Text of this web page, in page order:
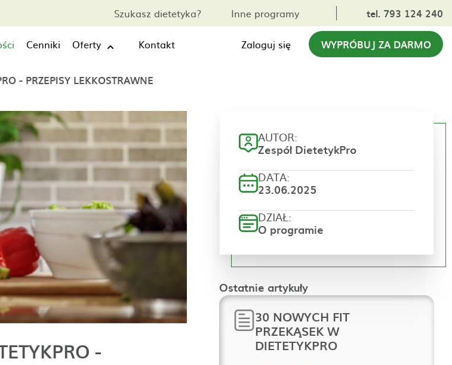
Szukasz dietetyka? Inne programy tel. 793 124 240
Cenniki Oferty Kontakt Zaloguj się WYPRÓBUJ ZA DARMO
- PRZEPISY LEKKOSTRAWNE
-
AUTOR:
Zespół DietetykPro
DATA:
23.06.2025
DZIAŁ:
O programie
Ostatnie artykuły
30 NOWYCH FIT
PRZEKĄSEK W
DIETETYKPRO